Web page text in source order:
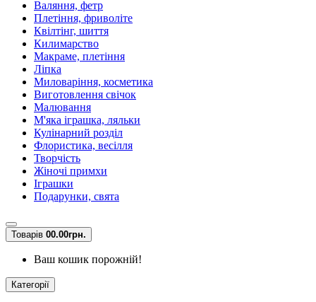
Валяння, фетр
Плетіння, фриволіте
Квілтінг, шиття
Килимарство
Макраме, плетіння
Ліпка
Миловаріння, косметика
Виготовлення свічок
Малювання
М'яка іграшка, ляльки
Кулінарний розділ
Флористика, весілля
Творчість
Жіночі примхи
Іграшки
Подарунки, свята
Товарів 00.00грн.
Ваш кошик порожній!
Категорії